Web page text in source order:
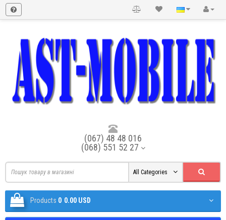
(067) 48 48 016
(068) 551 52 27
All Categories
Products 0 0.00 USD